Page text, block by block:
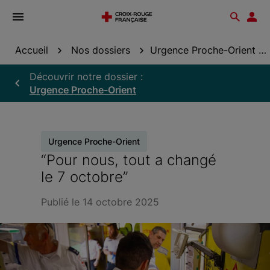
Ouvrir
Accueil Nos dossiers Urgence Proche-Orient
Découvrir notre dossier :
Urgence Proche-Orient
Urgence Proche-Orient
“Pour nous, tout a changé
le 7 octobre”
Publié le 14 octobre 2025